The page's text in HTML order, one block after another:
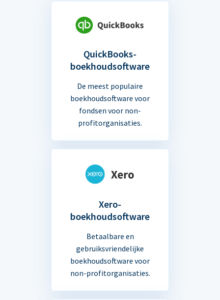
QuickBooks-
boekhoudsoftware
De meest populaire
boekhoudsoftware voor
fondsen voor non-
profitorganisaties.
Xero-
boekhoudsoftware
Betaalbare en
gebruiksvriendelijke
boekhoudsoftware voor
non-profitorganisaties.